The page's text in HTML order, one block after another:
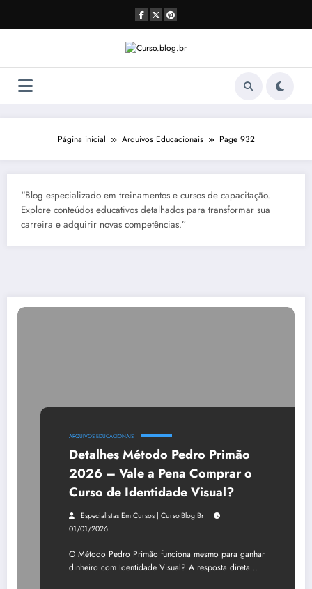
o
Página inicial Arquivos Educacionais Page 932
“Blog especializado em treinamentos e cursos de capacitação.
Explore conteúdos educativos detalhados para transformar sua
carreira e adquirir novas competências.”
ARQUIVOS EDUCACIONAIS
Detalhes Método Pedro Primão
2026 – Vale a Pena Comprar o
Curso de Identidade Visual?
Especialistas Em Cursos | Curso.blog.br
01/01/2026
O Método Pedro Primão funciona mesmo para ganhar
dinheiro com Identidade Visual? A resposta direta…